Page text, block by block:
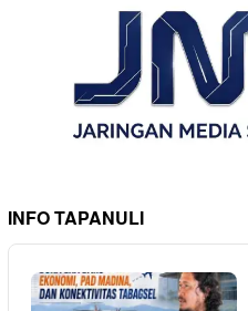
INFO TAPANULI